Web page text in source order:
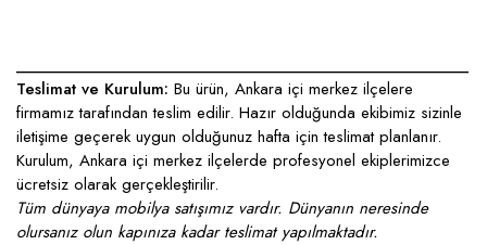
____________________________________________________
Teslimat ve Kurulum: Bu ürün, Ankara içi merkez ilçelere
firmamız tarafından teslim edilir. Hazır olduğunda ekibimiz sizinle
iletişime geçerek uygun olduğunuz hafta için teslimat planlanır.
Kurulum, Ankara içi merkez ilçelerde profesyonel ekiplerimizce
ücretsiz olarak gerçekleştirilir.
Tüm dünyaya mobilya satışımız vardır. Dünyanın neresinde
olursanız olun kapınıza kadar teslimat yapılmaktadır.